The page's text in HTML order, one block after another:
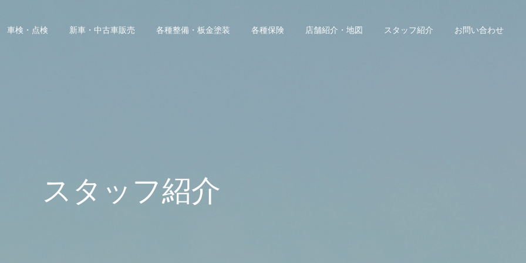
車検・点検 新車・中古車販売 各種整備・板金塗装 各種保険 店舗紹介・地図 スタッフ紹介 お問い合わせ
スタッフ紹介